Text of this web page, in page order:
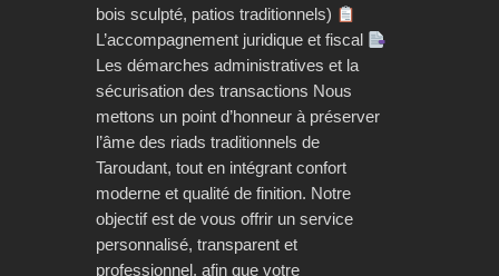
bois sculpté, patios traditionnels)
L’accompagnement juridique et fiscal
Les démarches administratives et la
sécurisation des transactions Nous
mettons un point d’honneur à préserver
l’âme des riads traditionnels de
Taroudant, tout en intégrant confort
moderne et qualité de finition. Notre
objectif est de vous offrir un service
personnalisé, transparent et
professionnel, afin que votre